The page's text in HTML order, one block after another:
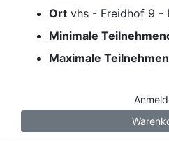
Ort vhs - Freidhof 9 -
Minimale
Maximale